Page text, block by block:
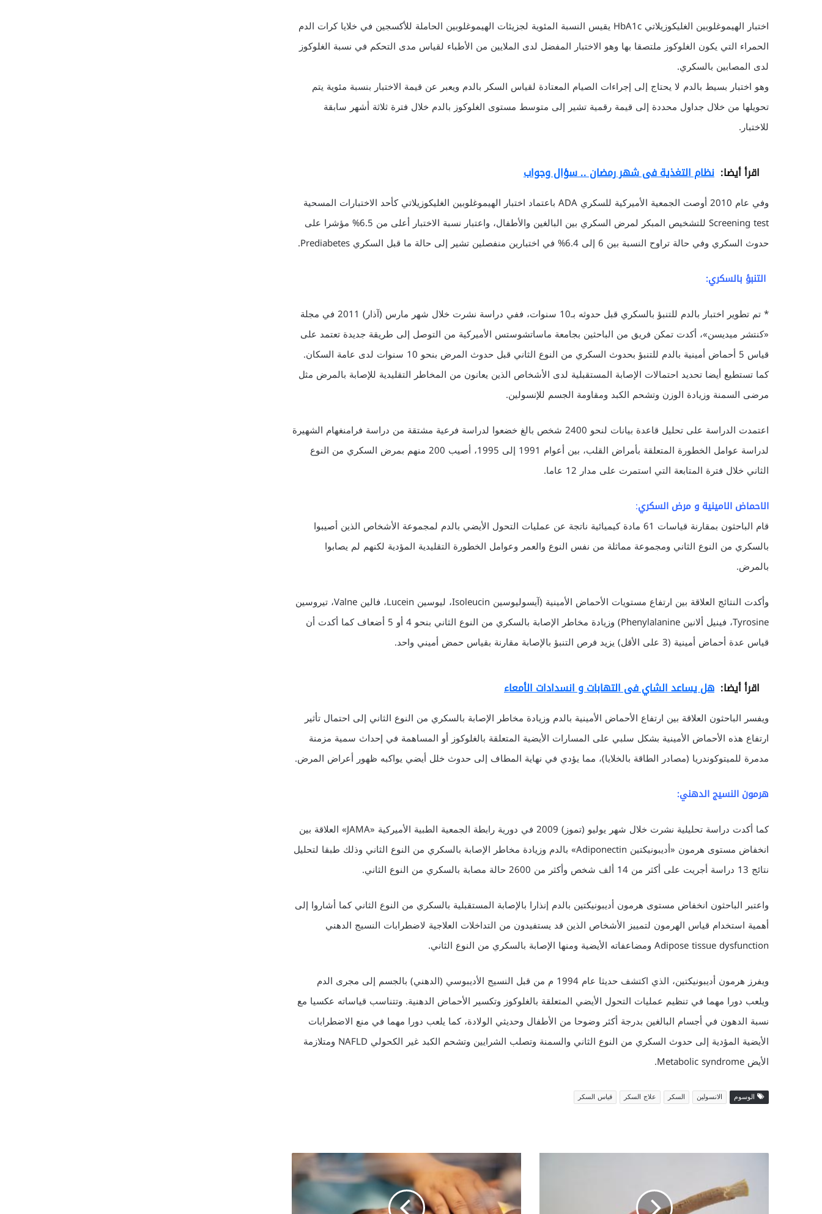
اختبار الهيموغلوبين الغليكوزيلاتي HbA1c يقيس النسبة المئوية لجزيئات الهيموغلوبين الحاملة للأكسجين في خلايا كرات الدم
الحمراء التي يكون الغلوكوز ملتصقا بها وهو الاختبار المفضل لدى الملايين من الأطباء لقياس مدى التحكم في نسبة الغلوكوز
لدى المصابين بالسكري.
وهو اختبار بسيط بالدم لا يحتاج إلى إجراءات الصيام المعتادة لقياس السكر بالدم ويعبر عن قيمة الاختبار بنسبة مئوية يتم
تحويلها من خلال جداول محددة إلى قيمة رقمية تشير إلى متوسط مستوى الغلوكوز بالدم خلال فترة ثلاثة أشهر سابقة
للاختبار.
اقرأ أيضا: نظام التغذية فى شهر رمضان .. سؤال وجواب
وفي عام 2010 أوصت الجمعية الأميركية للسكري ADA باعتماد اختبار الهيموغلوبين الغليكوزيلاتي كأحد الاختبارات المسحية
Screening test للتشخيص المبكر لمرض السكري بين البالغين والأطفال، واعتبار نسبة الاختبار أعلى من 6.5% مؤشرا على
حدوث السكري وفي حالة تراوح النسبة بين 6 إلى 6.4% في اختبارين منفصلين تشير إلى حالة ما قبل السكري Prediabetes.
التنبؤ بالسكري:
* تم تطوير اختبار بالدم للتنبؤ بالسكري قبل حدوثه بـ10 سنوات، ففي دراسة نشرت خلال شهر مارس (آذار) 2011 في مجلة
«كنتشر ميديسن»، أكدت تمكن فريق من الباحثين بجامعة ماساتشوستس الأميركية من التوصل إلى طريقة جديدة تعتمد على
قياس 5 أحماض أمينية بالدم للتنبؤ بحدوث السكري من النوع الثاني قبل حدوث المرض بنحو 10 سنوات لدى عامة السكان.
كما تستطيع أيضا تحديد احتمالات الإصابة المستقبلية لدى الأشخاص الذين يعانون من المخاطر التقليدية للإصابة بالمرض مثل
مرضى السمنة وزيادة الوزن وتشحم الكبد ومقاومة الجسم للإنسولين.
اعتمدت الدراسة على تحليل قاعدة بيانات لنحو 2400 شخص بالغ خضعوا لدراسة فرعية مشتقة من دراسة فرامنغهام الشهيرة
لدراسة عوامل الخطورة المتعلقة بأمراض القلب، بين أعوام 1991 إلى 1995، أصيب 200 منهم بمرض السكري من النوع
الثاني خلال فترة المتابعة التي استمرت على مدار 12 عاما.
الاحماض الامينية و مرض السكري:
قام الباحثون بمقارنة قياسات 61 مادة كيميائية ناتجة عن عمليات التحول الأيضي بالدم لمجموعة الأشخاص الذين أصيبوا
بالسكري من النوع الثاني ومجموعة مماثلة من نفس النوع والعمر وعوامل الخطورة التقليدية المؤدية لكنهم لم يصابوا
بالمرض.
وأكدت النتائج العلاقة بين ارتفاع مستويات الأحماض الأمينية (آيسوليوسين Isoleucin، ليوسين Lucein، فالين Valne، تيروسين
Tyrosine، فينيل ألانين Phenylalanine) وزيادة مخاطر الإصابة بالسكري من النوع الثاني بنحو 4 أو 5 أضعاف كما أكدت أن
قياس عدة أحماض أمينية (3 على الأقل) يزيد فرص التنبؤ بالإصابة مقارنة بقياس حمض أميني واحد.
اقرأ أيضا: هل يساعد الشاي فى التهابات و انسدادات الأمعاء
ويفسر الباحثون العلاقة بين ارتفاع الأحماض الأمينية بالدم وزيادة مخاطر الإصابة بالسكري من النوع الثاني إلى احتمال تأثير
ارتفاع هذه الأحماض الأمينية بشكل سلبي على المسارات الأيضية المتعلقة بالغلوكوز أو المساهمة في إحداث سمية مزمنة
مدمرة للميتوكوندريا (مصادر الطاقة بالخلايا)، مما يؤدي في نهاية المطاف إلى حدوث خلل أيضي يواكبه ظهور أعراض المرض.
هرمون النسيج الدهني:
كما أكدت دراسة تحليلية نشرت خلال شهر يوليو (تموز) 2009 في دورية رابطة الجمعية الطبية الأميركية «JAMA» العلاقة بين
انخفاض مستوى هرمون «أديبونيكتين Adiponectin» بالدم وزيادة مخاطر الإصابة بالسكري من النوع الثاني وذلك طبقا لتحليل
نتائج 13 دراسة أجريت على أكثر من 14 ألف شخص وأكثر من 2600 حالة مصابة بالسكري من النوع الثاني.
واعتبر الباحثون انخفاض مستوى هرمون أديبونيكتين بالدم إنذارا بالإصابة المستقبلية بالسكري من النوع الثاني كما أشاروا إلى
أهمية استخدام قياس الهرمون لتمييز الأشخاص الذين قد يستفيدون من التداخلات العلاجية لاضطرابات النسيج الدهني
Adipose tissue dysfunction ومضاعفاته الأيضية ومنها الإصابة بالسكري من النوع الثاني.
ويفرز هرمون أديبونيكتين، الذي اكتشف حديثا عام 1994 م من قبل النسيج الأديبوسي (الدهني) بالجسم إلى مجرى الدم
ويلعب دورا مهما في تنظيم عمليات التحول الأيضي المتعلقة بالغلوكوز وتكسير الأحماض الدهنية. وتتناسب قياساته عكسيا مع
نسبة الدهون في أجسام البالغين بدرجة أكثر وضوحا من الأطفال وحديثي الولادة، كما يلعب دورا مهما في منع الاضطرابات
الأيضية المؤدية إلى حدوث السكري من النوع الثاني والسمنة وتصلب الشرايين وتشحم الكبد غير الكحولي NAFLD ومتلازمة
الأيض Metabolic syndrome.
الوسوم الانسولين السكر علاج السكر قياس السكر
ب
ت
د